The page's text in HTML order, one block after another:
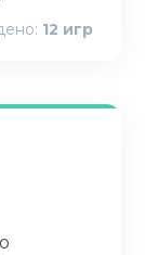
12 игр